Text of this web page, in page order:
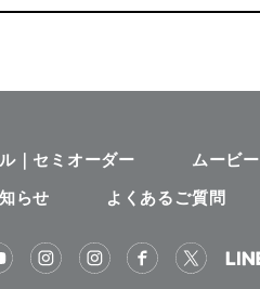
｜セミオーダー ムービー
らせ
よくあるご質問